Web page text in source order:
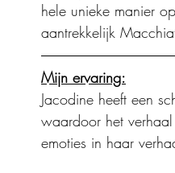
hele unieke manier
aantrekkelijk
Mijn ervaring:
Jacodine heeft een
waardoor het
emoties in haar